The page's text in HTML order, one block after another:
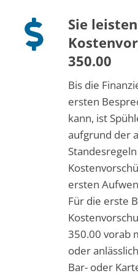
Sie
350.00
Bis die
ersten
kann, ist
aufgrund der
ersten
Für die erste
350.00 vorab
oder
Bar- oder